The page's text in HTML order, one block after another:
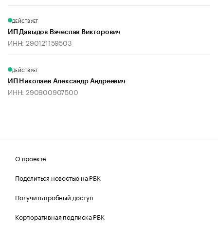
ДЕЙСТВУЕТ
ИП Давыдов Вячеслав Викторович
ИНН: 290121159503
ДЕЙСТВУЕТ
ИП Николаев Александр Андреевич
ИНН: 290900907500
О проекте
Поделиться новостью на РБК
Получить пробный доступ
Корпоративная подписка РБК